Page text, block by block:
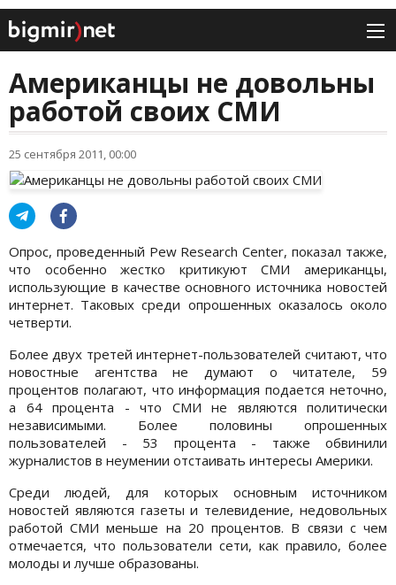
Американцы не довольны
работой своих СМИ
25 сентября 2011, 00:00
Опрос, проведенный Pew Research Center, показал также,
что особенно жестко критикуют СМИ американцы,
использующие в качестве основного источника новостей
интернет. Таковых среди опрошенных оказалось около
четверти.
Более двух третей интернет-пользователей считают, что
новостные агентства не думают о читателе, 59
процентов полагают, что информация подается неточно,
а 64 процента - что СМИ не являются политически
независимыми. Более половины опрошенных
пользователей - 53 процента - также обвинили
журналистов в неумении отстаивать интересы Америки.
Среди людей, для которых основным источником
новостей являются газеты и телевидение, недовольных
работой СМИ меньше на 20 процентов. В связи с чем
отмечается, что пользователи сети, как правило, более
молоды и лучше образованы.